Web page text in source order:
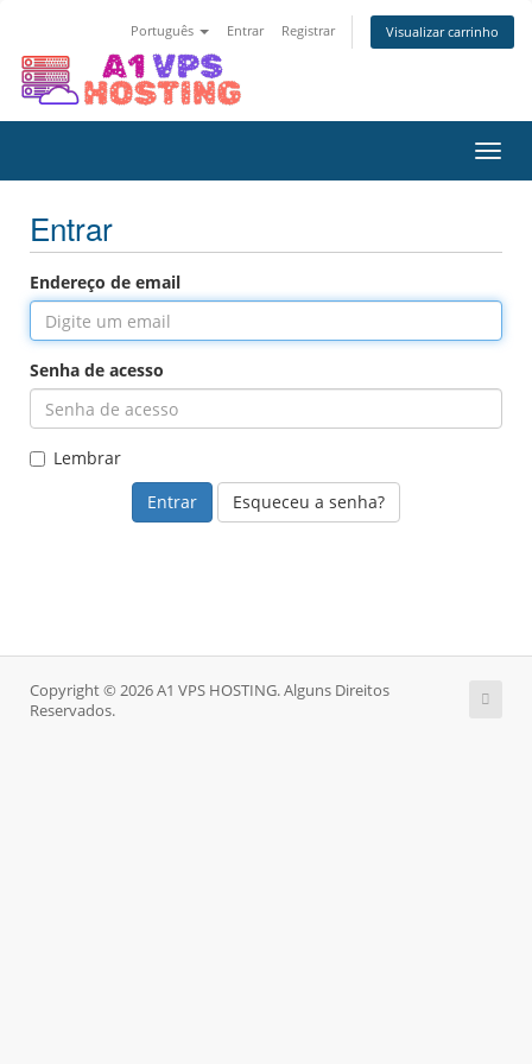
Português Entrar Registrar Visualizar carrinho
Entrar
Endereço de email
Senha de acesso
Lembrar
Esqueceu a senha?
Copyright © 2026 A1 VPS HOSTING. Alguns Direitos
Reservados.